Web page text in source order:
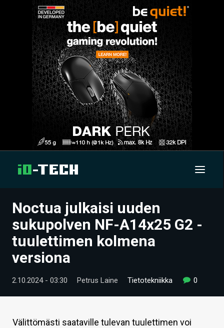
UUTISET
ARTIKKELIT
VIDEOT
TECHBBS
HINTA.FI
Noctua julkaisi uuden
sukupolven NF-A14x25 G2 -
tuulettimen kolmena
versiona
2.10.2024 - 03:30 Petrus Laine Tietotekniikka 0
Välittömästi saataville tulevan tuulettimen voi